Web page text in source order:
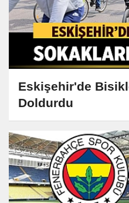
Eskişehir'de
Doldurdu